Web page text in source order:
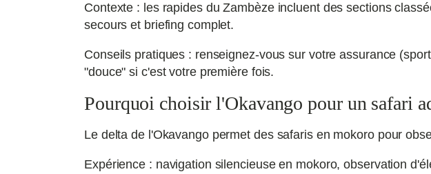
Contexte : les rapides du Zambèze incluent des sections
secours et briefing complet.
Conseils pratiques : renseignez-vous sur votre assurance
"douce" si c'est votre première fois.
Pourquoi choisir l'Okavango pour un safari
Le delta de l'Okavango permet des safaris en mokoro pour
Expérience : navigation silencieuse en mokoro, observation